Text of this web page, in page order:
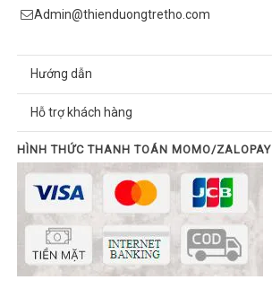
Admin@thienduongtretho.com
Hướng dẫn
Hỗ trợ khách hàng
HÌNH THỨC THANH TOÁN MOMO/ZALOPAY